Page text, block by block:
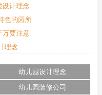
设计理念
色的园所
万要注意
理念
幼儿园设计理念
幼儿园装修公司